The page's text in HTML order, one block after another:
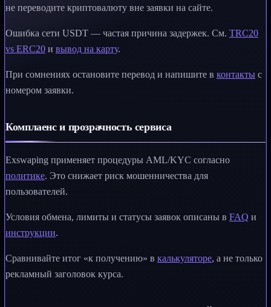
не переводите криптовалюту вне заявки на сайте.
Ошибка сети USDT — частая причина задержек. См. TRC20
vs ERC20 и вывод на карту.
При сомнениях остановите перевод и напишите в контакты с
номером заявки.
Комплаенс и прозрачность сервиса
Exswaping применяет процедуры AML/KYC согласно
политике. Это снижает риск мошенничества для
пользователей.
Условия обмена, лимиты и статусы заявок описаны в FAQ и
инструкции.
Сравнивайте итог «к получению» в калькуляторе, а не только
рекламный заголовок курса.